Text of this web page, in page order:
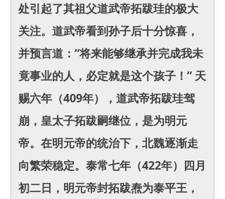
处引起了其祖父道武帝拓跋珪的极大
关注。道武帝看到孙子后十分惊喜，
并预言道：“将来能够继承并完成我未
竟事业的人，必定就是这个孩子！” 天
赐六年（409年），道武帝拓跋珪驾
崩，皇太子拓跋嗣继位，是为明元
帝。在明元帝的统治下，北魏逐渐走
向繁荣稳定。泰常七年（422年）四月
初二日，明元帝封拓跋焘为泰平王，